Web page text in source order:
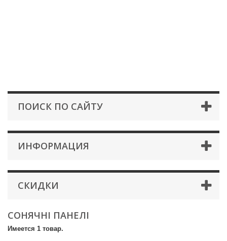
ПОИСК ПО САЙТУ
ИНФОРМАЦИЯ
СКИДКИ
СОНЯЧНІ ПАНЕЛІ
Имеется 1 товар.